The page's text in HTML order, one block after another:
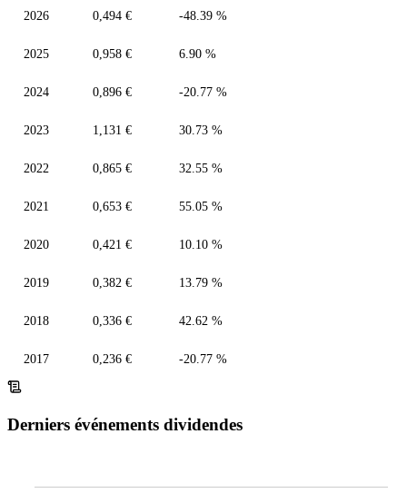
2026 0,494 € -48.39 %
2025 0,958 € 6.90 %
2024 0,896 € -20.77 %
2023 1,131 € 30.73 %
2022 0,865 € 32.55 %
2021 0,653 € 55.05 %
2020 0,421 € 10.10 %
2019 0,382 € 13.79 %
2018 0,336 € 42.62 %
2017 0,236 € -20.77 %
Derniers événements dividendes